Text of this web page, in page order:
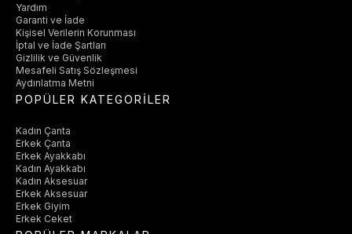
Yardım
Garanti ve İade
Kişisel Verilerin Korunması
İptal ve İade Şartları
Gizlilik ve Güvenlik
Mesafeli Satış Sözleşmesi
Aydınlatma Metni
POPÜLER KATEGORİLER
Kadın Çanta
Erkek Çanta
Erkek Ayakkabı
Kadın Ayakkabı
Kadın Aksesuar
Erkek Aksesuar
Erkek Giyim
Erkek Ceket